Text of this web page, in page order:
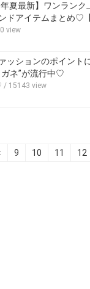
年夏最新】ワンラン
ドアイテムまとめ♡
view
ッションのポイント
ガネ”が流行中♡
/ 15143 view
9 10 11 12